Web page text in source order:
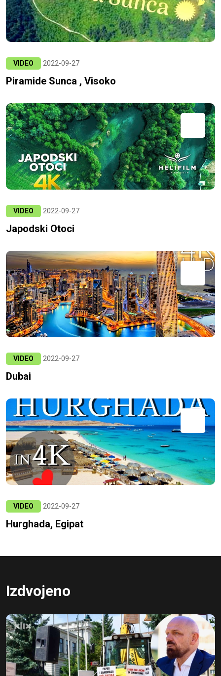
VIDEO 2022-09-27
Piramide Sunca , Visoko
VIDEO 2022-09-27
Japodski Otoci
VIDEO 2022-09-27
Dubai
VIDEO 2022-09-27
Hurghada, Egipat
Izdvojeno